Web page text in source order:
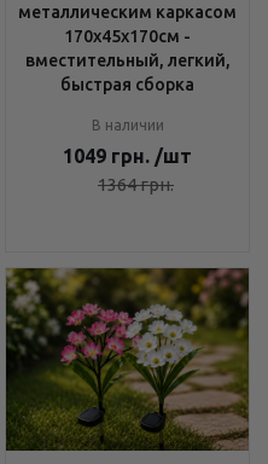
металлическим каркасом
170х45х170см -
вместительный, легкий,
быстрая сборка
В наличии
1049 грн. /шт
1364грн.